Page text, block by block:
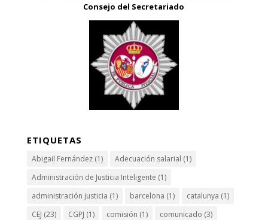
Consejo del Secretariado
ETIQUETAS
Abigail Fernández(1) Adecuación salarial (1)
Administración de Justicia Inteligente (1)
administración justicia (1) barcelona (1) catalunya (1)
CEJ (23) CGPJ (1) comisión (1) comunicado (3)